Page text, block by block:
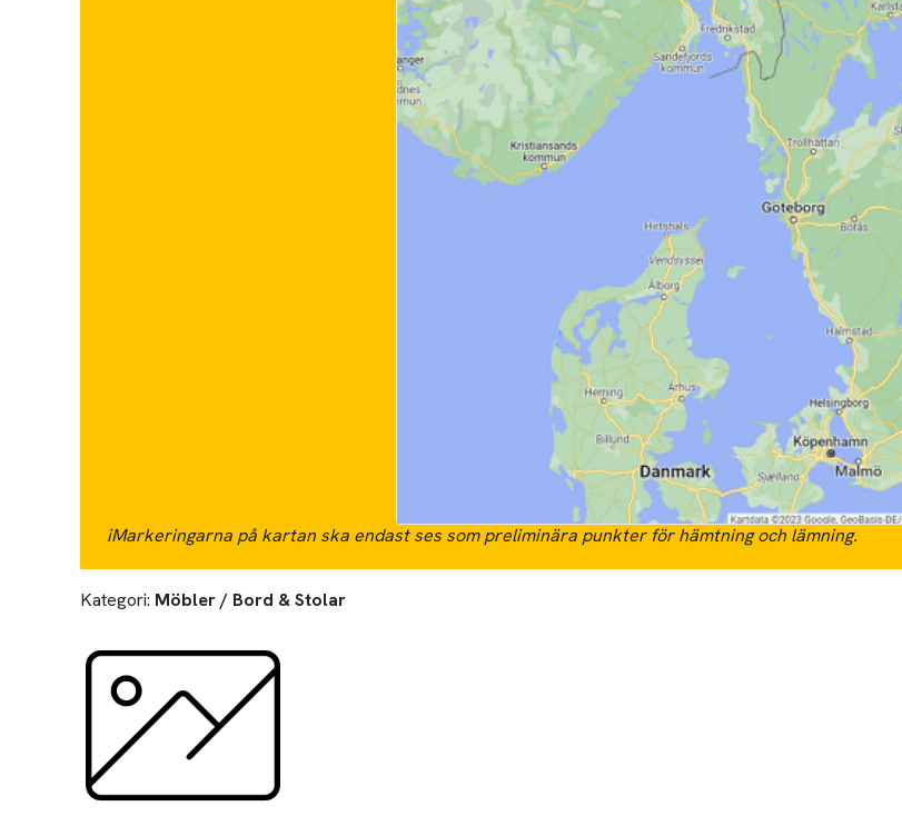
iMarkeringarna på kartan ska endast ses som preliminära punkter för hämtning och lämning.
Kategori: Möbler / Bord & Stolar